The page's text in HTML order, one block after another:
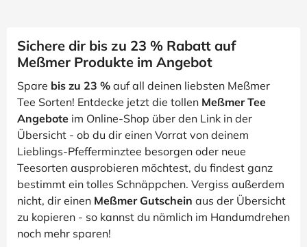
Sichere dir bis zu 23 % Rabatt auf
Meßmer Produkte im Angebot
Spare bis zu 23 % auf all deinen liebsten Meßmer
Tee Sorten! Entdecke jetzt die tollen Meßmer Tee
Angebote im Online-Shop über den Link in der
Übersicht - ob du dir einen Vorrat von deinem
Lieblings-Pfefferminztee besorgen oder neue
Teesorten ausprobieren möchtest, du findest ganz
bestimmt ein tolles Schnäppchen. Vergiss außerdem
nicht, dir einen Meßmer Gutschein aus der Übersicht
zu kopieren - so kannst du nämlich im Handumdrehen
noch mehr sparen!